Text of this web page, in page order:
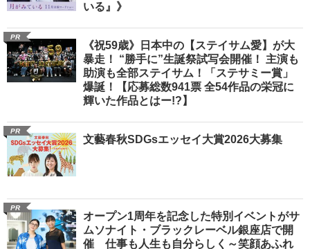
いる』》
PR
《祝59歳》日本中の【ステイサム愛】が大
暴走！ “勝手に”生誕祭試写会開催！ 主演も
助演も全部ステイサム！「ステサミー賞」
爆誕！【応募総数941票 全54作品の栄冠に
輝いた作品とはー!?】
PR
文藝春秋SDGsエッセイ大賞2026大募集
PR
オープン1周年を記念した特別イベントがサ
ムソナイト・ブラックレーベル銀座店で開
催 仕事も人生も自分らしく～笑顔あふれ